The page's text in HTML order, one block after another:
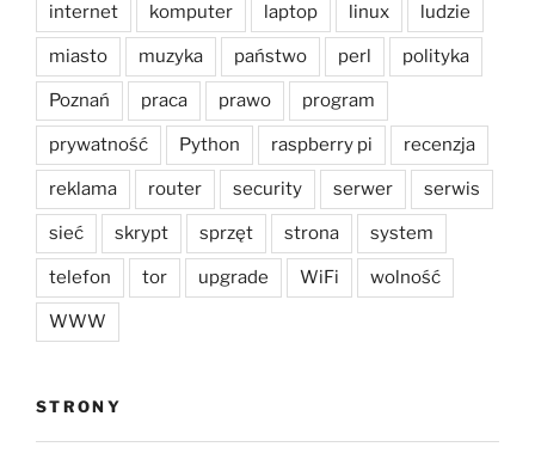
internet komputer laptop linux ludzie
miasto muzyka państwo perl polityka
Poznań praca prawo program
prywatność Python raspberry pi recenzja
reklama router security serwer serwis
sieć skrypt sprzęt strona system
telefon tor upgrade WiFi wolność
WWW
STRONY